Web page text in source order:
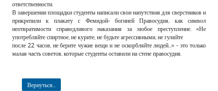
ответственности.
В завершении площадки студенты написали свои напутствия для сверстников и
прикрепили к плакату с Фемидой- богиней Правосудия, как символ
неотвратимости справедливого наказания за любое преступление. «Не
употребляйте спиртное, не курите, не будьте агрессивными, не гуляйте
после 22 часов, не берите чужие вещи и не оскорбляйте людей...» - это только
малая часть советов, которые студенты оставили на стене правосудия.
Вернуться...